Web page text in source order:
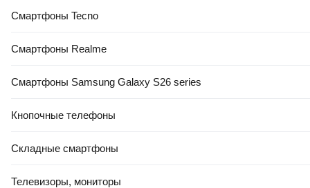
Смартфоны Tecno
Смартфоны Realme
Смартфоны Samsung Galaxy S26 series
Кнопочные телефоны
Складные смартфоны
Телевизоры, мониторы